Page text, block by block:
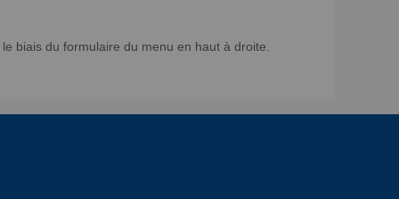
biais du formulaire du menu en haut à droite.